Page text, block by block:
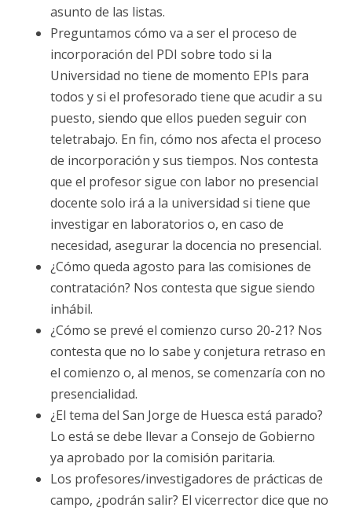
asunto de las listas.
Preguntamos cómo va a ser el proceso de
incorporación del PDI sobre todo si la
Universidad no tiene de momento EPIs para
todos y si el profesorado tiene que acudir a su
puesto, siendo que ellos pueden seguir con
teletrabajo. En fin, cómo nos afecta el proceso
de incorporación y sus tiempos. Nos contesta
que el profesor sigue con labor no presencial
docente solo irá a la universidad si tiene que
investigar en laboratorios o, en caso de
necesidad, asegurar la docencia no presencial.
¿Cómo queda agosto para las comisiones de
contratación? Nos contesta que sigue siendo
inhábil.
¿Cómo se prevé el comienzo curso 20-21? Nos
contesta que no lo sabe y conjetura retraso en
el comienzo o, al menos, se comenzaría con no
presencialidad.
¿El tema del San Jorge de Huesca está parado?
Lo está se debe llevar a Consejo de Gobierno
ya aprobado por la comisión paritaria.
Los profesores/investigadores de prácticas de
campo, ¿podrán salir? El vicerrector dice que no